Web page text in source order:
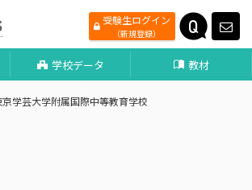
受験生ログイン
（新規登録）
学校データ 教材
京学芸大学附属国際中等教育学校